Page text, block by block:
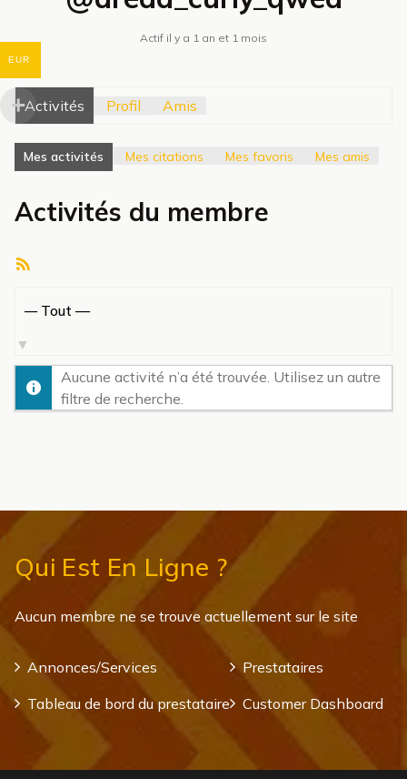
Actif il y a 1 an et 1 mois
Activités Profil Amis
Mes activités Mes citations Mes favoris Mes amis
Activités du membre
par
activité:
Aucune activité n’a été trouvée. Utilisez un autre
filtre de recherche.
Qui Est En Ligne ?
Aucun membre ne se trouve actuellement sur le site
Annonces/Services
Prestataires
Tableau de bord du prestataire
Customer Dashboard
EUR